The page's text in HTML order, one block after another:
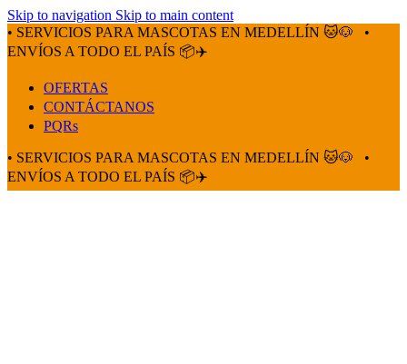
Skip to navigation Skip to main content
• SERVICIOS PARA MASCOTAS EN MEDELLÍN 🐱🐶
•
ENVÍOS A TODO EL PAÍS 📦✈️
OFERTAS
CONTÁCTANOS
PQRs
• SERVICIOS PARA MASCOTAS EN MEDELLÍN 🐱🐶
•
ENVÍOS A TODO EL PAÍS 📦✈️